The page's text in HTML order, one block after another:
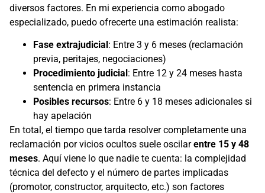
diversos factores. En mi experiencia como abogado
especializado, puedo ofrecerte una estimación realista:
Fase extrajudicial: Entre 3 y 6 meses (reclamación
previa, peritajes, negociaciones)
Procedimiento judicial: Entre 12 y 24 meses hasta
sentencia en primera instancia
Posibles recursos: Entre 6 y 18 meses adicionales si
hay apelación
En total, el tiempo que tarda resolver completamente una
reclamación por vicios ocultos suele oscilarentre 15 y 48
meses. Aquí viene lo que nadie te cuenta: la complejidad
técnica del defecto y el número de partes implicadas
(promotor, constructor, arquitecto, etc.) son factores